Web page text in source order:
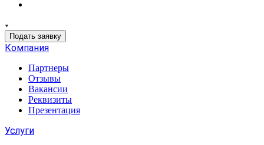
Подать заявку
Компания
Партнеры
Отзывы
Вакансии
Реквизиты
Презентация
Услуги